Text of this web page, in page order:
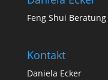
Feng Shui Beratung
Kontakt
Daniela Ecker